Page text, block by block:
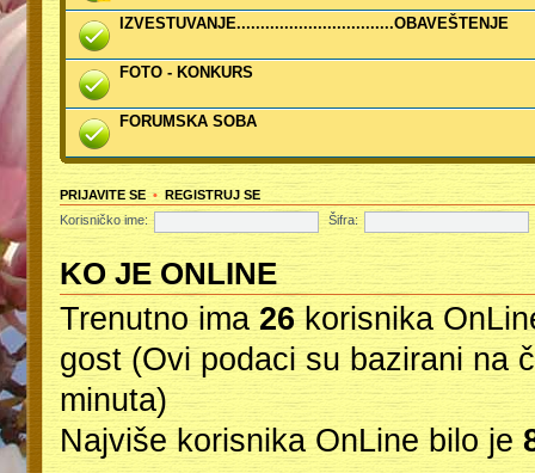
IZVESTUVANJE.................................OBAVEŠTENJE
FOTO - KONKURS
FORUMSKA SOBA
PRIJAVITE SE• REGISTRUJ SE
Korisničko ime:
Šifra:
KO JE ONLINE
Trenutno ima 26korisnika
gost (Ovi podaci su bazirani na
minuta)
Najviše korisnika OnLine bilo je